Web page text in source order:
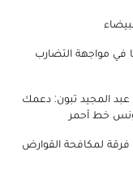
في مواجهة التضارب
عبد المجيد تبون: دعمك
خط أحمر
لمكافحة القوارض